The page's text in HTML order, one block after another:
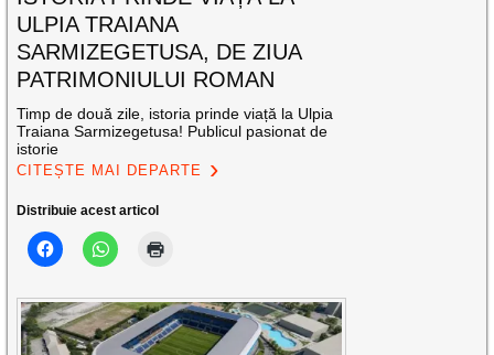
ULPIA TRAIANA
SARMIZEGETUSA, DE ZIUA
PATRIMONIULUI ROMAN
Timp de două zile, istoria prinde viață la Ulpia
Traiana Sarmizegetusa! Publicul pasionat de
istorie
CITEȘTE MAI DEPARTE
Distribuie acest articol